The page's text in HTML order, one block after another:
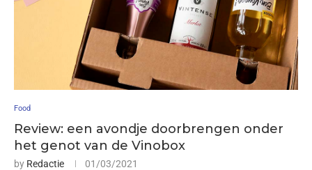
Food
Review: een avondje doorbrengen onder
het genot van de Vinobox
by Redactie 01/03/2021